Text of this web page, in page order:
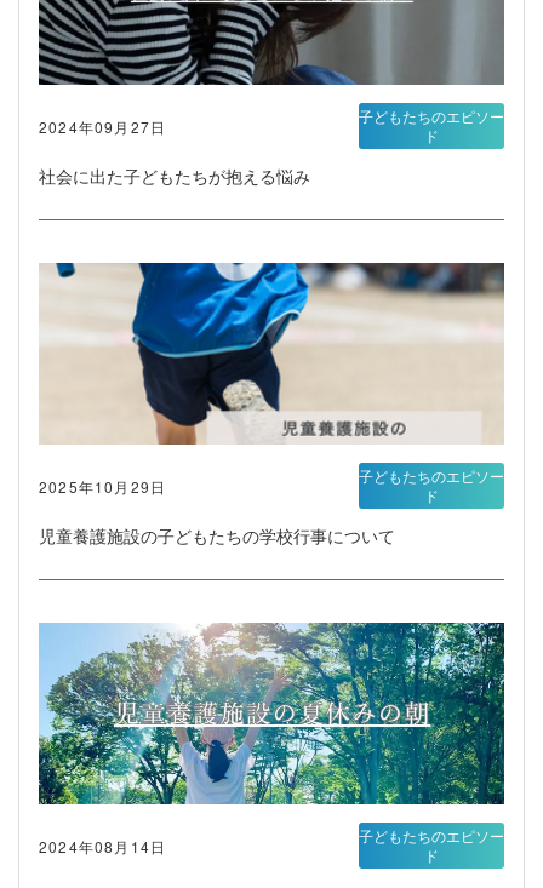
2024年09月27日
社会に出た子どもたちが抱える悩み
子どもたちのエピソー
ド
2025年10月29日
児童養護施設の子どもたちの学校行事について
子どもたちのエピソー
ド
2024年08月14日
子どもたちのエピソー
ド